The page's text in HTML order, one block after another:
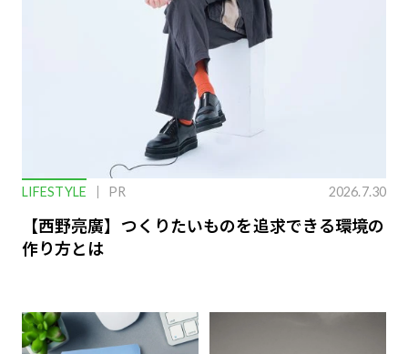
LIFESTYLE PR 2026.7.30
【西野亮廣】つくりたいものを追求できる環境の
作り方とは